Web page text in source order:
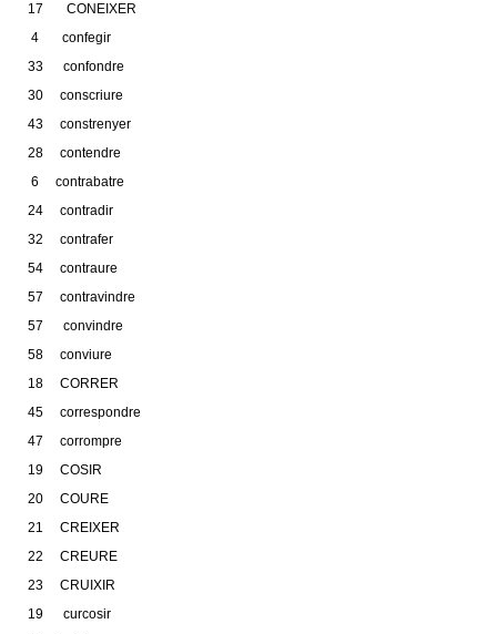
17 CONEIXER
4 confegir
33 confondre
30 conscriure
43 constrenyer
28 contendre
6 contrabatre
24 contradir
32 contrafer
54 contraure
57 contravindre
57 convindre
58 conviure
18 CORRER
45 correspondre
47 corrompre
19 COSIR
20 COURE
21 CREIXER
22 CREURE
23 CRUIXIR
19 curcosir